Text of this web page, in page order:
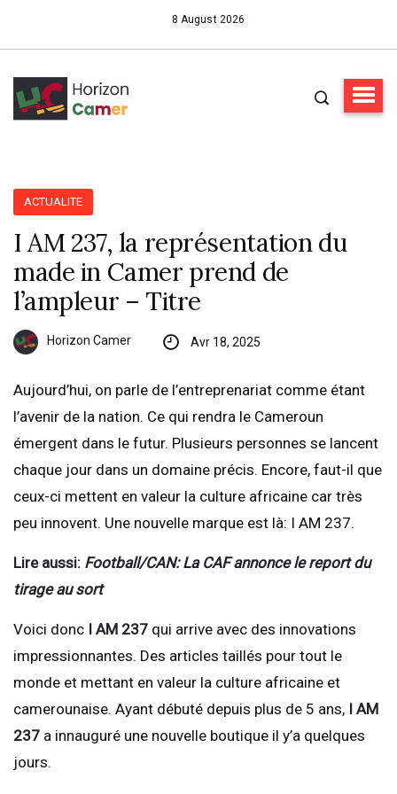
8 August 2026
ACTUALITE
I AM 237, la représentation du
made in Camer prend de
l’ampleur – Titre
Horizon Camer Avr 18, 2025
Aujourd’hui, on parle de l’entreprenariat comme étant
l’avenir de la nation. Ce qui rendra le Cameroun
émergent dans le futur. Plusieurs personnes se lancent
chaque jour dans un domaine précis. Encore, faut-il que
ceux-ci mettent en valeur la culture africaine car très
peu innovent. Une nouvelle marque est là: I AM 237.
Lire aussi: Football/CAN: La CAF annonce le report du
tirage au sort
Voici donc I AM 237 qui arrive avec des innovations
impressionnantes. Des articles taillés pour tout le
monde et mettant en valeur la culture africaine et
camerounaise. Ayant débuté depuis plus de 5 ans, I AM
237 a innauguré une nouvelle boutique il y’a quelques
jours.